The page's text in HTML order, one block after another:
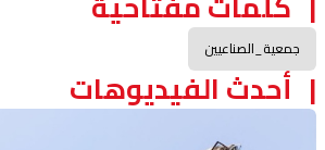
جمعية_الصناعيين
أحدث الفيديوهات